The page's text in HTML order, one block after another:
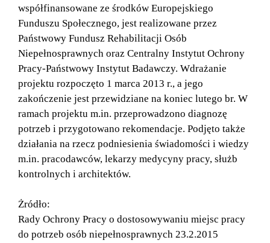
współfinansowane ze środków Europejskiego
Funduszu Społecznego, jest realizowane przez
Państwowy Fundusz Rehabilitacji Osób
Niepełnosprawnych oraz Centralny Instytut Ochrony
Pracy-Państwowy Instytut Badawczy. Wdrażanie
projektu rozpoczęto 1 marca 2013 r., a jego
zakończenie jest przewidziane na koniec lutego br. W
ramach projektu m.in. przeprowadzono diagnozę
potrzeb i przygotowano rekomendacje. Podjęto także
działania na rzecz podniesienia świadomości i wiedzy
m.in. pracodawców, lekarzy medycyny pracy, służb
kontrolnych i architektów.
Żródło:
Rady Ochrony Pracy o dostosowywaniu miejsc pracy
do potrzeb osób niepełnosprawnych 23.2.2015